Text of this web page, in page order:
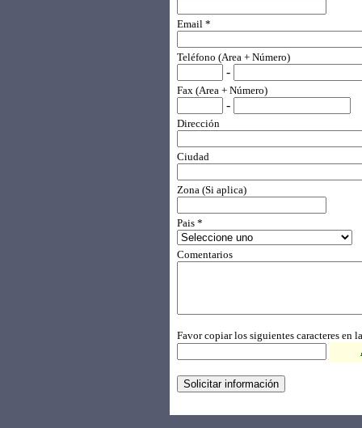
Email *
Teléfono (Area + Número)
-
Fax (Area + Número)
-
Dirección
Ciudad
Zona (Si aplica)
Pais *
Comentarios
Favor copiar los siguientes caracteres en